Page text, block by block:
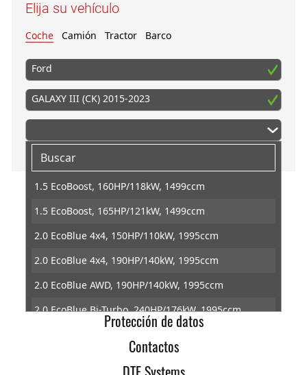
Elija su vehículo
Coche Camión Tractor Barco
Ford
GALAXY III (CK) 2015-2023
1.5 EcoBoost, 160HP/118kW, 1499ccm
1.5 EcoBoost, 165HP/121kW, 1499ccm
2.0 EcoBlue 4x4, 150HP/110kW, 1995ccm
2.0 EcoBlue 4x4, 190HP/140kW, 1995ccm
2.0 EcoBlue AWD, 190HP/140kW, 1995ccm
2.0 EcoBlue Bi-Turbo, 240HP/176kW, 1995ccm
Inicio
Info
Condiciones generales
Revocacion
Protección de datos
Contactos